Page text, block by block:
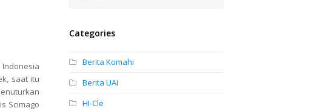
saat itu
Scimago
Categories
Berita Komahi
Berita UAI
HI-Cle